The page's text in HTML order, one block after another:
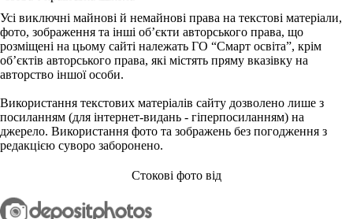
Усі виключні майнові й немайнові права на текстові матеріали,
фото, зображення та інші об’єкти авторського права, що
розміщені на цьому сайті належать ГО “Смарт освіта”, крім
об’єктів авторського права, які містять пряму вказівку на
авторство іншої особи.
Використання текстових матеріалів сайту дозволено лише з
посиланням (для інтернет-видань - гіперпосиланням) на
джерело. Використання фото та зображень без погодження з
редакцією суворо заборонено.
Стокові фото від